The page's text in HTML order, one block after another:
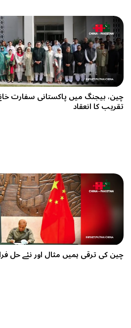
چین، بیجنگ میں پاکستانی سفارت
تقریب کا انعقاد
چین کی ترقی ہمیں مثال اور نئے حل